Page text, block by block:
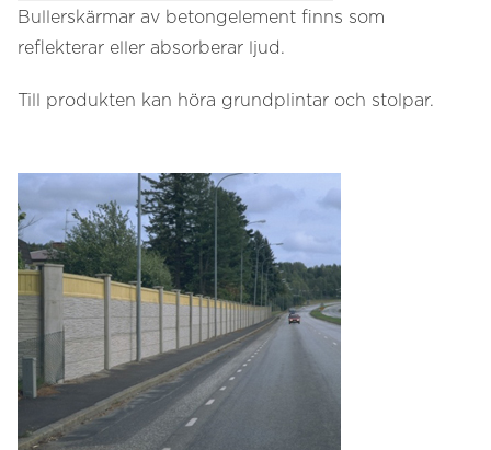
Bullerskärmar av betongelement finns som
reflekterar eller absorberar ljud.
Till produkten kan höra grundplintar och stolpar.